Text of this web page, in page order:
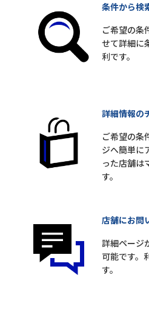
条件から検
ご希望の条
せて詳細に
利です。
詳細情報の
ご希望の条
ジへ簡単に
った店舗は
す。
店舗にお問
詳細ページ
可能です。
す。